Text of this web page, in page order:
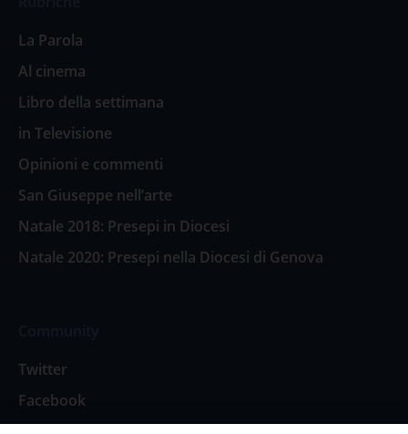
La Parola
Al cinema
Libro della settimana
in Televisione
Opinioni e commenti
San Giuseppe nell’arte
Natale 2018: Presepi in Diocesi
Natale 2020: Presepi nella Diocesi di Genova
Twitter
Facebook